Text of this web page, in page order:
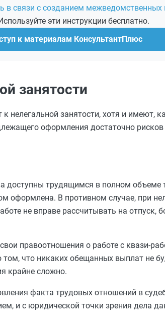
в связи с созданием межведомственных
эти инструкции бесплатно.
к материалам КонсультантПлюс
занятости
занятости, хотя и имеют,
оформления достаточно рисков
доступны трудящимся в полном объеме
оформлена. В противном случае, при
не вправе рассчитывать на отпуск,
правоотношения о работе с квази-
что никаких обещанных выплат не
крайне сложно.
факта трудовых отношений в
и с юридической точки зрения дела